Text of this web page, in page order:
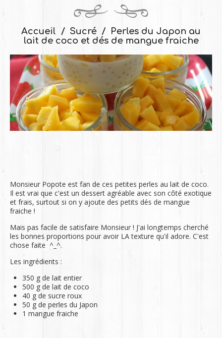
Accueil Sucré
Perles du Japon au
lait de coco et dés de mangue fraiche
Monsieur Popote est fan de ces petites perles au lait de coco.
Il est vrai que c'est un dessert agréable avec son côté exotique
et frais, surtout si on y ajoute des petits dés de mangue
fraiche !
Mais pas facile de satisfaire Monsieur ! J'ai longtemps cherché
les bonnes proportions pour avoir LA texture qu'il adore. C'est
chose faite ^_^.
Les ingrédients :
350 g de lait entier
500 g de lait de coco
40 g de sucre roux
50 g de perles du Japon
1 mangue fraiche